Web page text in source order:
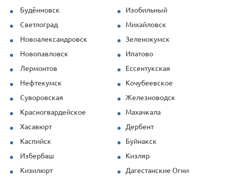
Будённовск
Изобильный
Светлоград
Михайловск
Новоалександровск
Зеленокумск
Новопавловск
Ипатово
Лермонтов
Ессентукская
Нефтекумск
Кочубеевское
Суворовская
Железноводск
Красногвардейское
Махачкала
Хасавюрт
Дербент
Каспийск
Буйнакск
Избербаш
Кизляр
Кизилюрт
Дагестанские Огни